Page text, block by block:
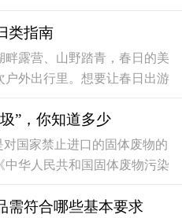
品。作为生活必需品，袜子通
、丝绸、化学纤维等天然或人
...
类指南
畔露营、山野踏青，春日的美
户外出行里。想要让春日出游
箱归置好物、驱蚊灯远离烦
出游装备指南，不仅带你解
...
”，你知道多少
对国家禁止进口的固体废物的
中华人民共和国固体废物污染
生产、生活和其他活动中产生
需符合哪些基本要求